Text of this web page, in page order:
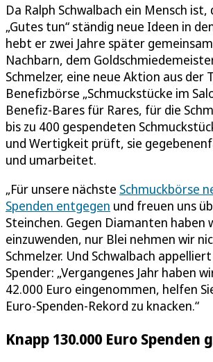
Da Ralph Schwalbach ein Mensch ist,
„Gutes tun“ ständig neue Ideen in
hebt er zwei Jahre später
Nachbarn, dem
Schmelzer, eine neue Aktion aus der
Benefizbörse „Schmuckstücke im
Benefiz-Bares für Rares, für die
bis zu 400 gespendeten
und Wertigkeit prüft, sie
und umarbeitet.
„Für unsere nächste Schmuckbörse
Spenden entgegen und freuen uns
Steinchen. Gegen Diamanten haben
einzuwenden, nur Blei nehmen wir
Schmelzer. Und Schwalbach
Spender: „Vergangenes Jahr haben
42.000 Euro eingenommen, helfen
Euro-Spenden-Rekord zu knacken.“
Knapp 130.000 Euro Spenden